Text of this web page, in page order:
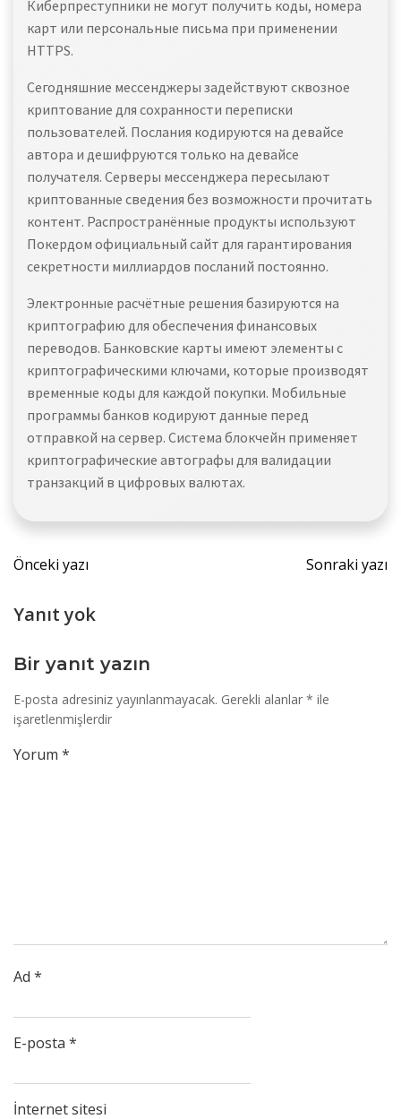
Киберпреступники не могут получить коды, номера
карт или персональные письма при применении
HTTPS.
Сегодняшние мессенджеры задействуют сквозное
криптование для сохранности переписки
пользователей. Послания кодируются на девайсе
автора и дешифруются только на девайсе
получателя. Серверы мессенджера пересылают
криптованные сведения без возможности прочитать
контент. Распространённые продукты используют
Покердом официальный сайт для гарантирования
секретности миллиардов посланий постоянно.
Электронные расчётные решения базируются на
криптографию для обеспечения финансовых
переводов. Банковские карты имеют элементы с
криптографическими ключами, которые производят
временные коды для каждой покупки. Мобильные
программы банков кодируют данные перед
отправкой на сервер. Система блокчейн применяет
криптографические автографы для валидации
транзакций в цифровых валютах.
Yazı
dolaşımı
Önceki yazı
Yazı
Sonraki yazı
Yanıt yok
Bir yanıt yazın
E-posta adresiniz yayınlanmayacak. Gerekli alanlar * ile
işaretlenmişlerdir
Yorum *
Ad *
E-posta *
İnternet sitesi